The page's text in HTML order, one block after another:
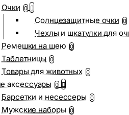
Очки 0
Солнцезащитные очки 0
Чехлы и шкатулки для
Ремешки на шею 0
Таблетницы 0
Товары для животных 0
аксессуары 0
Барсетки и несессеры 0
Мужские наборы 0